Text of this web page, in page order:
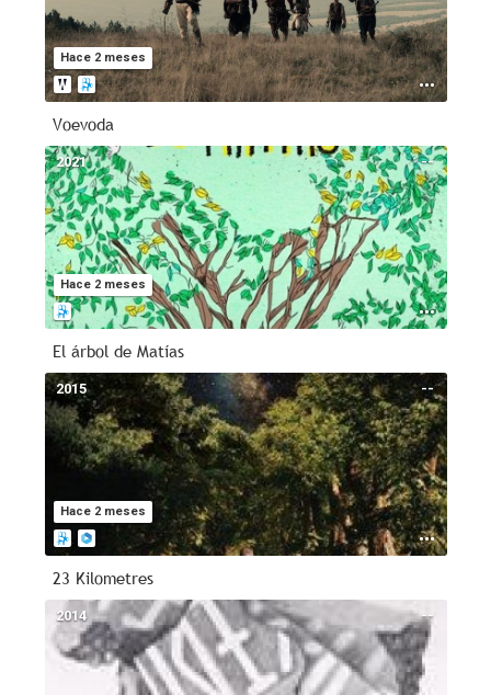
Hace 2 meses
Voevoda
--
Hace 2 meses
2021
El árbol de Matías
--
Hace 2 meses
2015
23 Kilometres
--
2014